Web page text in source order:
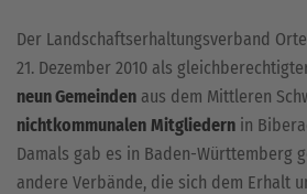
Der Landschaftserhaltungsverband
21. Dezember 2010 als
neun Gemeinden aus dem Mittleren
nichtkommunalen Mitgliedern in
Damals gab es in Baden-Württemberg
andere Verbände, die sich dem Erhalt